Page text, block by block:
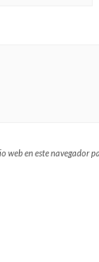
en este navegador